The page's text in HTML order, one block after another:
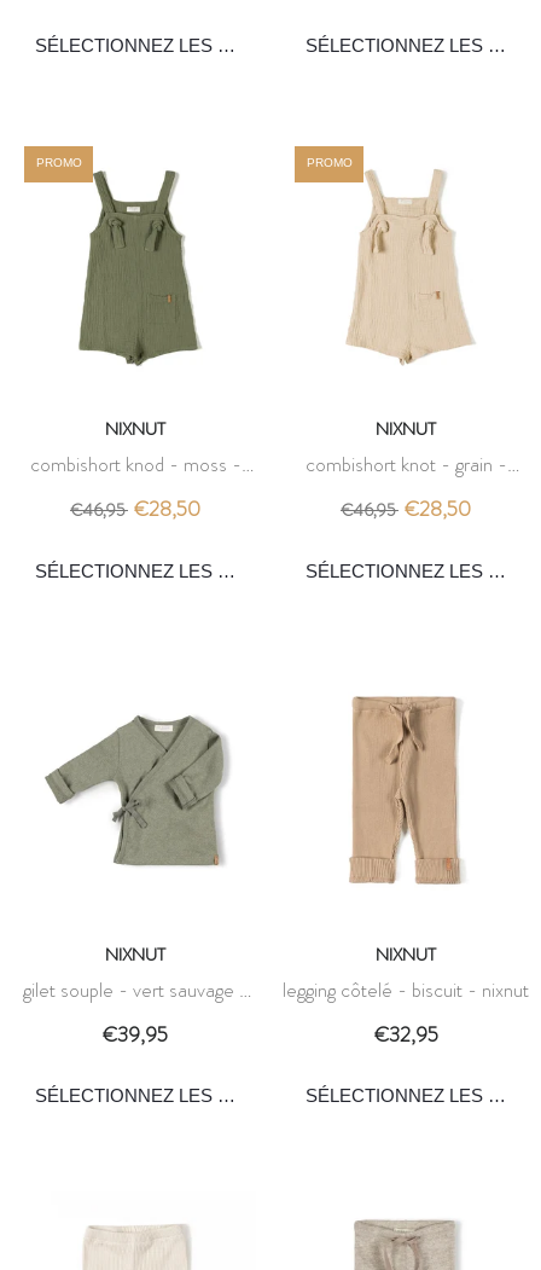
PROMO
NIXNUT
combishort knod - moss -
nixnut
€46,95 €28,50
PROMO
NIXNUT
combishort knot - grain -
nixnut
€46,95 €28,50
NIXNUT
gilet souple - vert sauvage -
nixnut
€39,95
NIXNUT
legging côtelé - biscuit - nixnut
€32,95